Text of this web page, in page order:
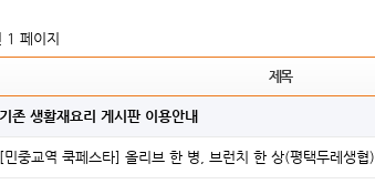
1 페이지
제목
기존 생활재요리 게시판 이용안내
[민중교역 쿡페스타] 올리브 한 병, 브런치 한 상(평택두레생협)